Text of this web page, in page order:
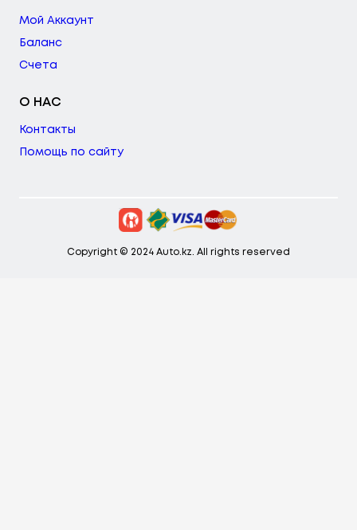
Мой Аккаунт
Баланс
Счета
О НАС
Контакты
Помощь по сайту
Copyright © 2024 Auto.kz. All rights reserved